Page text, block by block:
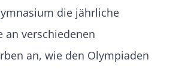
die jährliche
an verschiedenen
an, wie den Olympiaden